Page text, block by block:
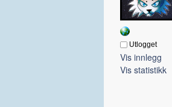
Utlogget
Vis innlegg
Vis statistikk